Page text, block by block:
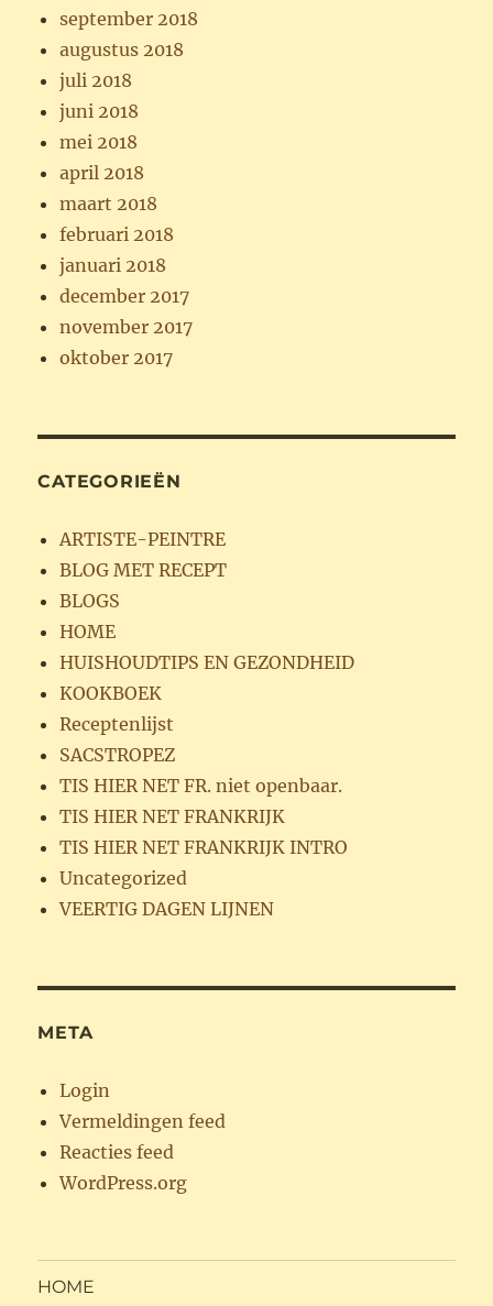
september 2018
augustus 2018
juli 2018
juni 2018
mei 2018
april 2018
maart 2018
februari 2018
januari 2018
december 2017
november 2017
oktober 2017
CATEGORIEËN
ARTISTE-PEINTRE
BLOG MET RECEPT
BLOGS
HOME
HUISHOUDTIPS EN GEZONDHEID
KOOKBOEK
Receptenlijst
SACSTROPEZ
TIS HIER NET FR. niet openbaar.
TIS HIER NET FRANKRIJK
TIS HIER NET FRANKRIJK INTRO
Uncategorized
VEERTIG DAGEN LIJNEN
META
Login
Vermeldingen feed
Reacties feed
WordPress.org
HOME